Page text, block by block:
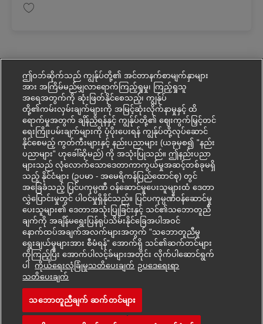
Mohon kerjaya ini
Simpan kerjaya
ဤဝဘ်ဆိုက်သည် ကျွန်ုပ်တို့၏ အင်တာနက်စာမျက်နှာများ
အား အကြိမ်မည်မျှလာရောက်ကြည့်ရှုမှု၊ ကြည့်ရှုသူ
အရေအတွက်ကို ဆုံးဖြတ်နိုင်စေသည့်၊ ကျွန်ုပ်
တို့၏ကမ်းလှမ်းချက်များကို အမြင့်ဆုံးလိုက်နာမှုနှင့် ထိ
ရောက်မှုအတွက် ချိန်ညှိရန်နှင့် ကျွန်ုပ်တို့၏ ဈေးကွက်မြှင့်တင်
ရေးကြိုးပမ်းချက်များကို ပံ့ပိုးပေးရန် ကျွန်ုပ်တို့လုပ်ဆောင်
နိုင်စေမည့် ကွတ်ကီးများနှင့် နည်းပညာများ (ယခုမှစ၍ "နည်း
ပညာများ" ဟုခေါ်ဆိုမည်) ကို အသုံးပြုသည်။ ဤနည်းပညာ
များသည် လုံလောက်သောဒေတာကာကွယ်မှုအဆင့်တစ်ခုမရှိ
သည့် နိုင်ငံများ (ဥပမာ - အမေရိကန်ပြည်ထောင်စု) တွင်
အခြေခံသည့် ပြင်ပကုမ္ပဏီ ဝန်ဆောင်မှုပေးသူများထံ ဒေတာ
လွှဲပြောင်းမှုတွင် ပါဝင်မှုရှိနိုင်သည်။ ပြင်ပကုမ္ပဏီဝန်ဆောင်မှု
ပေးသူများ၏ ဒေတာအသုံးပြုခြင်းနှင့် သင်၏သဘောတူညီ
ချက်ကို အချိန်မရွေးပြန်ရုပ်သိမ်းနိုင်ခြေအပါအဝင်
နောက်ထပ်အချက်အလက်များအတွက် "သဘောတူညီမှု
ရွေးချယ်မှုများအား စီမံရန်" အောက်ရှိ သင်၏ဆက်တင်များ
ကိုကြည့်ပြီး အောက်ပါလင့်ခ်များအတိုင်း လိုက်ပါဆောင်ရွက်
ပါ
ကိုယ်ရေးလုံခြုံမှုသတိပေးချက် ဥပ‌ဒေရေးရာ
သတိပေးချက်
သဘောတူညီချက် ဆက်တင်များ